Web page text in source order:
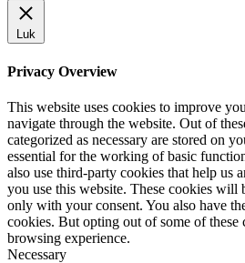
Luk
Privacy Overview
This website uses cookies to improve
navigate through the website. Out of
categorized as necessary are stored on
essential for the working of basic
also use third-party cookies that help us
you use this website. These cookies will
only with your consent. You also have
cookies. But opting out of some of these
browsing experience.
Necessary